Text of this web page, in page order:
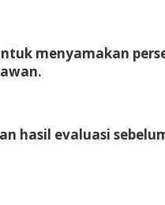
menyamakan
hasil evaluasi